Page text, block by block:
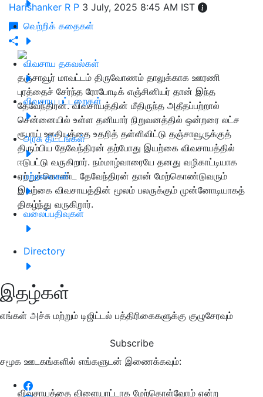
வெற்றிக் கதைகள்
விவசாய தகவல்கள்
விவசாய பட்டறைகள்
அரசு திட்டங்கள்
மற்றவைகள்
வலைப்பதிவுகள்
Directory
இதழ்கள்
எங்கள் அச்சு மற்றும் டிஜிட்டல் பத்திரிகைகளுக்கு குழுசேரவும்
Subscribe
சமூக ஊடகங்களில் எங்களுடன் இணைக்கவும்:
Harishanker R P 3 July, 2025 8:45 AM IST
தஞ்சாவூர் மாவட்டம் திருவோணம் தாலுக்காக ஊரணி
புரத்தைச் சேர்ந்த ரோபோடிக் எஞ்சினியர் தான் இந்த
தேவேந்திரன். விவசாயத்தின் மீதிருந்த அதீதப்பற்றால்
சென்னையில் உள்ள தனியார் நிறுவனத்தில் ஒன்றரை லட்ச
ரூபாய் ஊதியத்தை உதறித் தள்ளிவிட்டு தஞ்சாவூருக்குத்
திரும்பிய தேவேந்திரன் தற்போது இயற்கை விவசாயத்தில்
ஈடுபட்டு வருகிறார். நம்மாழ்வாரையே தனது வழிகாட்டியாக
ஏற்றுக்கொண்ட தேவேந்திரன் தான் மேற்கொண்டுவரும்
இயற்கை விவசாயத்தின் மூலம் பலருக்கும் முன்னோடியாகத்
திகழ்ந்து வருகிறார்.
விவசாயத்தை விளையாட்டாக மேற்கொள்வோம் என்ற